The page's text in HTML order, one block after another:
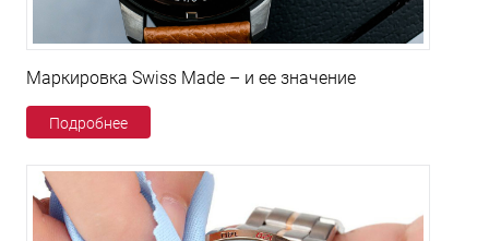
Маркировка Swiss Made – и ее значение
Подробнее